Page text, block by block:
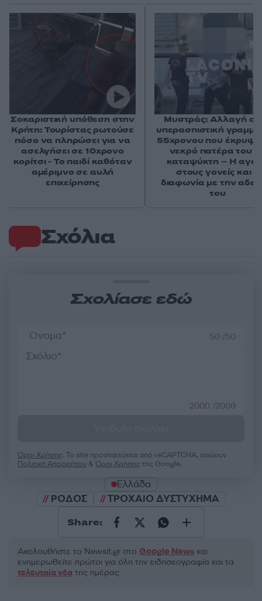
Σχόλια
Σχολίασε εδώ
50 /50
2000 /2000
Όροι Χρήσης. Το site προστατεύεται από reCAPTCHA, ισχύουν
Πολιτική Απορρήτου &Όροι Χρήσης της Google.
Ελλάδα
ΡΟΔΟΣ
ΤΡΟΧΑΙΟ ΔΥΣΤΥΧΗΜΑ
Share:
Ακολουθήστε το Νewsit.gr στο Google News και
ενημερωθείτε πρώτοι για όλη την ειδησεογραφία και τα
τελευταία νέα της ημέρας
Σοκαριστική υπόθεση στην
Κρήτη: Τουρίστας ρωτούσε
πόσο να πληρώσει για να
ασελγήσει σε 10χρονο
κορίτσι - Το παιδί καθόταν
αμέριμνο σε αυλή
επιχείρησης
Μυστράς: Αλλαγή
υπερασπιστική
55χρονου που έκρυψε
νεκρό πατέρα του
καταψύκτη – Η
στους γονείς και η
διαφωνία με την
του